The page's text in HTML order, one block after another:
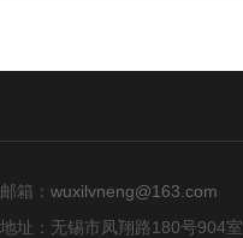
邮箱： wuxilvneng@163.com
地址：无锡市凤翔路180号904室